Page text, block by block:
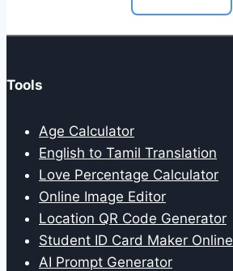
Tools
Age Calculator
English to Tamil Translation
Love Percentage Calculator
Online Image Editor
Location QR Code Generator
Student ID Card Maker Online
AI Prompt Generator